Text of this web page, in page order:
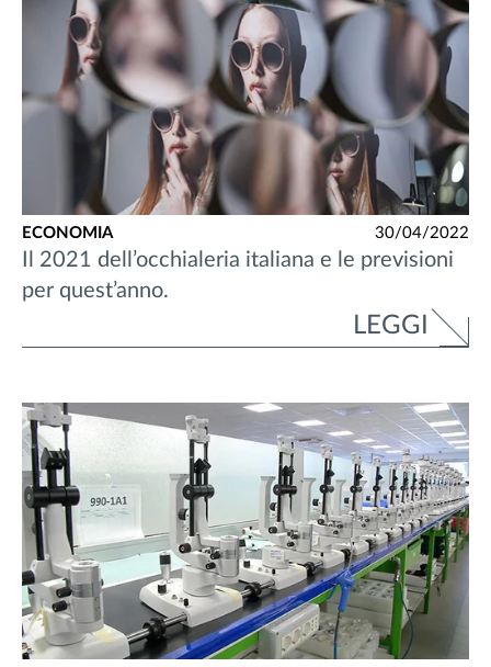
ECONOMIA 30/04/2022
Il 2021 dell’occhialeria italiana e le previsioni
per quest’anno.
LEGGI